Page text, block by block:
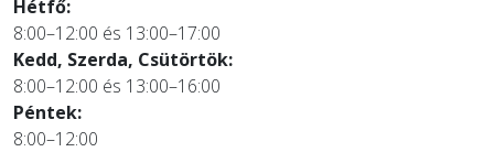
Hétfő:
8:00–12:00 és 13:00–17:00
Kedd, Szerda, Csütörtök:
8:00–12:00 és 13:00–16:00
Péntek:
8:00–12:00